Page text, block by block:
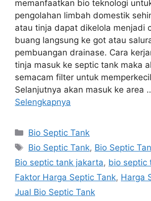
memanfaatkan bio teknologi
pengolahan limbah domestik
atau tinja dapat dikelola menjadi
buang langsung ke got atau
pembuangan drainase. Cara
tinja masuk ke septic tank maka
semacam filter untuk
Selanjutnya akan masuk ke area
Selengkapnya
Kategori
Bio Septic Tank
Tag
Bio Septic Tank, Bio Septic
Bio septic tank jakarta, bio septic
Faktor Harga Septic Tank, Harga
Jual Bio Septic Tank